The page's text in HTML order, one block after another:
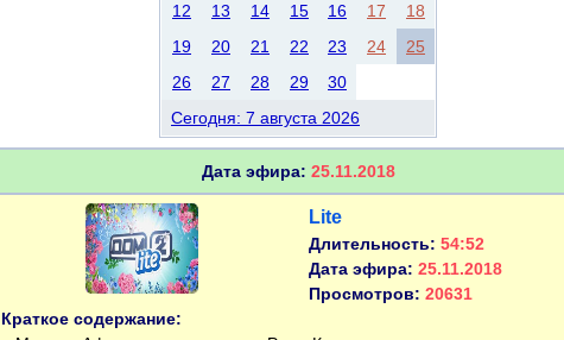
12
13 14 15 16 17
18
19
20 21 22 23 24
25
26
27 28 29
30
Сегодня: 7 августа 2026
Дата эфира: 25.11.2018
Lite
Длительность: 54:52
Дата эфира: 25.11.2018
Просмотров: 20631
Краткое содержание: